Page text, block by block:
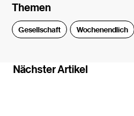
Themen
Gesellschaft Wochenendlich
Nächster Artikel